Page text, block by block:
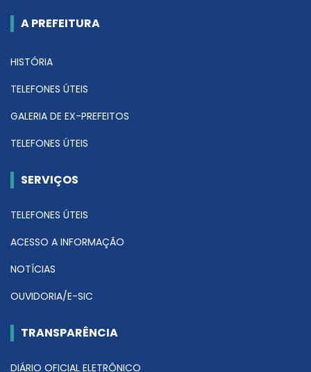
A PREFEITURA
HISTÓRIA
TELEFONES ÚTEIS
GALERIA DE EX-PREFEITOS
TELEFONES ÚTEIS
SERVIÇOS
TELEFONES ÚTEIS
ACESSO A INFORMAÇÃO
NOTÍCIAS
OUVIDORIA/E-SIC
TRANSPARÊNCIA
DIÁRIO OFICIAL ELETRÔNICO